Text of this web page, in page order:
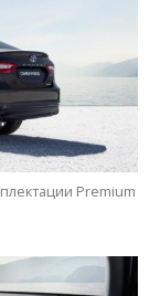
Premium